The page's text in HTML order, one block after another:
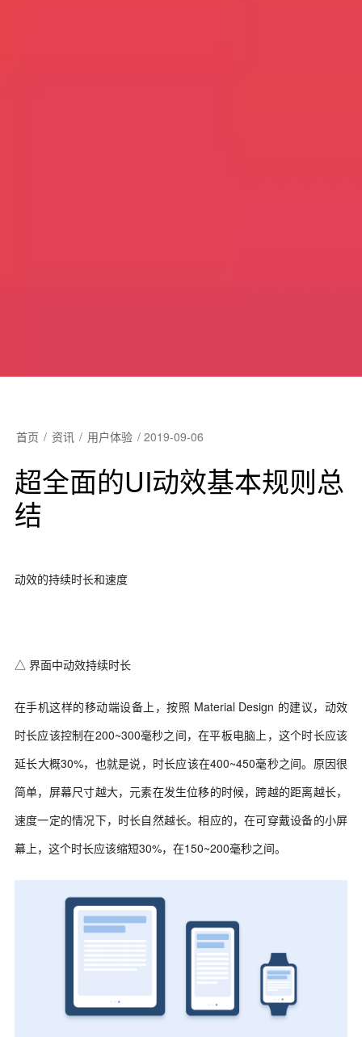
首页 / 资讯 / 用户体验 / 2019-09-06
超全面的UI动效基本规则总
结
动效的持续时长和速度
△ 界面中动效持续时长
在手机这样的移动端设备上，按照 Material Design 的建议，动效
时长应该控制在200~300毫秒之间，在平板电脑上，这个时长应该
延长大概30%，也就是说，时长应该在400~450毫秒之间。原因很
简单，屏幕尺寸越大，元素在发生位移的时候，跨越的距离越长，
速度一定的情况下，时长自然越长。相应的，在可穿戴设备的小屏
幕上，这个时长应该缩短30%，在150~200毫秒之间。